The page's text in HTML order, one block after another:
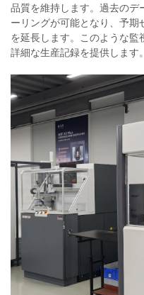
品質を維持します。過去のデ
ーリングが可能となり、予
を延長します。このような監
詳細な生産記録を提供します。